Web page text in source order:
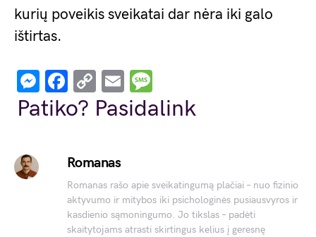
kurių poveikis sveikatai dar nėra iki galo
ištirtas.
Messenger
Facebook
Copy
Link
Email
Patiko? Pasidalink
Romanas
Romanas rašo apie sveikatingumą plačiai – nuo fizinio
aktyvumo ir mitybos iki psichologinės pusiausvyros ir
kasdienio sąmoningumo. Jo tikslas – padėti
skaitytojams atrasti skirtingus kelius į geresnę